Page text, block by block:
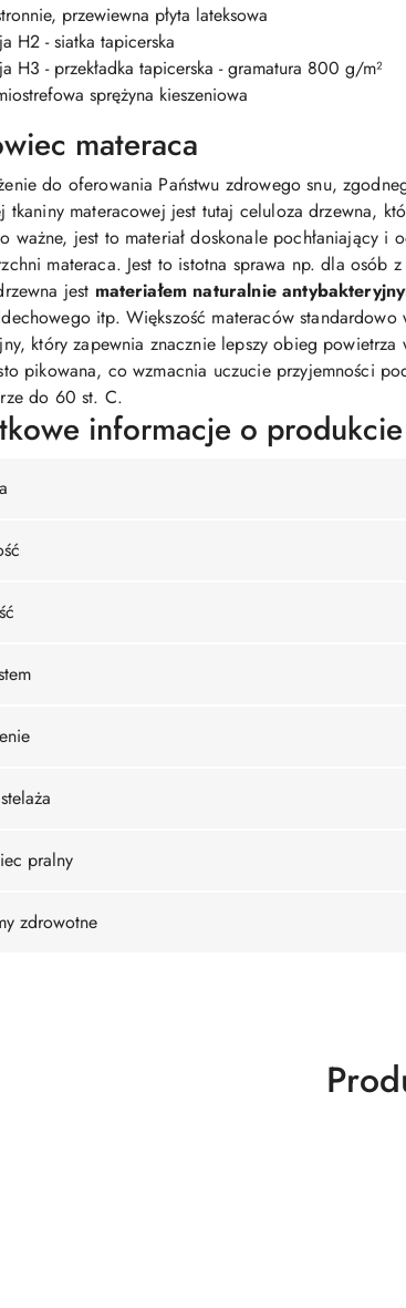
przewiewna płyta lateksowa
H2 - siatka tapicerska
H3 - przekładka tapicerska - gramatura 800 g/m²
sprężyna kieszeniowa
materaca
do oferowania Państwu zdrowego snu,
tkaniny materacowej jest tutaj celuloza drzewna,
ważne, jest to materiał doskonale pochłaniający
materaca. Jest to istotna sprawa np. dla
jest materiałem naturalnie
itp. Większość materaców
który zapewnia znacznie lepszy obieg
pikowana, co wzmacnia uczucie przyjemności
do 60 st. C.
informacje o produkcie
pralny
zdrowotne